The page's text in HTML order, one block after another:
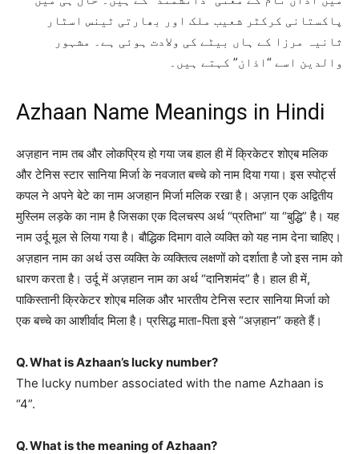
پاکستانی کرکٹر شعیب ملک اور بھارتی ٹینس اسٹار
ثانیہ مرزا کے ہاں بیٹے کی ولادت ہوئی ہے۔ مشہور
والدین اسے “اذان” کہتے ہیں۔
Azhaan Name Meanings in Hindi
अज़हान नाम तब और लोकप्रिय हो गया जब हाल ही में क्रिकेटर शोएब मलिक
और टेनिस स्टार सानिया मिर्जा के नवजात बच्चे को नाम दिया गया। इस स्पोर्ट्स
कपल ने अपने बेटे का नाम अजहान मिर्जा मलिक रखा है। अज़ान एक अद्वितीय
मुस्लिम लड़के का नाम है जिसका एक दिलचस्प अर्थ “प्रतिभा” या “बुद्धि” है। यह
नाम उर्दू मूल से लिया गया है। बौद्धिक दिमाग वाले व्यक्ति को यह नाम देना चाहिए।
अज़हान नाम का अर्थ उस व्यक्ति के व्यक्तित्व लक्षणों को दर्शाता है जो इस नाम को
धारण करता है। उर्दू में अज़हान नाम का अर्थ “दानिशमंद” है। हाल ही में,
पाकिस्तानी क्रिकेटर शोएब मलिक और भारतीय टेनिस स्टार सानिया मिर्जा को
एक बच्चे का आशीर्वाद मिला है। प्रसिद्ध माता-पिता इसे “अज़हान” कहते हैं।
Q. What is Azhaan’s lucky number?
The lucky number associated with the name Azhaan is
“4”.
Q. What is the meaning of Azhaan?